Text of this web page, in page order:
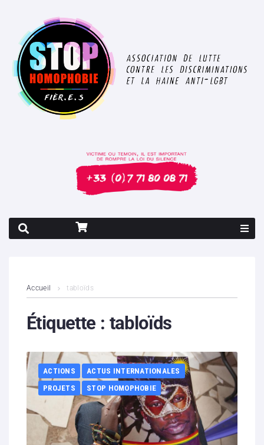
Contenus litigieux
Boutique
Partenaires
Contacts
Accueil tabloïds
Étiquette : tabloïds
ACTIONS
ACTUS INTERNATIONALES
PROJETS
STOP HOMOPHOBIE